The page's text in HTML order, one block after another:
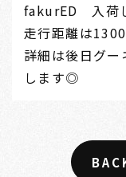
fakurED 入荷
走行距離は
詳細は後日グ
します◎